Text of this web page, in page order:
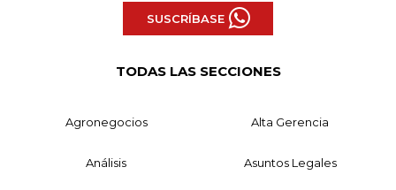
SUSCRÍBASE
TODAS LAS SECCIONES
Agronegocios Alta Gerencia
Análisis Asuntos Legales